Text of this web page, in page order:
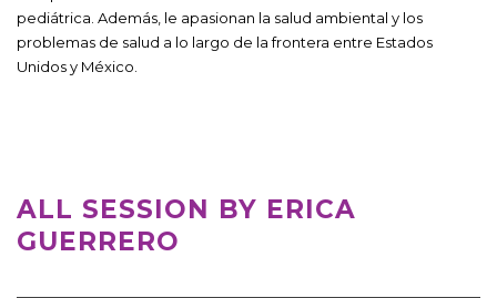
pediátrica. Además, le apasionan la salud ambiental y los
problemas de salud a lo largo de la frontera entre Estados
Unidos y México.
ALL SESSION BY ERICA
GUERRERO